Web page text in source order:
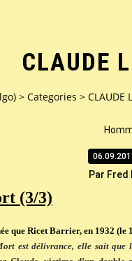
CLAUDE
> Categories > CLAUDE
Par Fred
(3/3)
que Ricet Barrier, en 1932
est délivrance, elle sait que